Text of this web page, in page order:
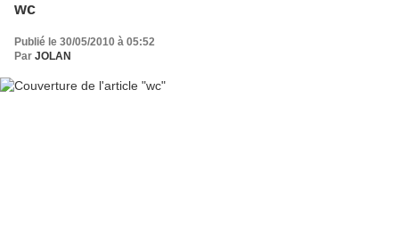
wc
Publié le 30/05/2010 à 05:52
Par JOLAN